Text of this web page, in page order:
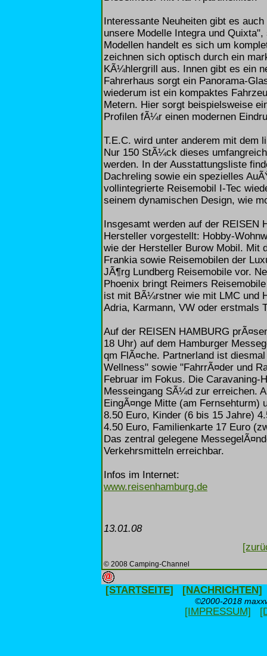
Interessante Neuheiten gibt es
unsere Modelle Integra und
Modellen handelt es sich um
zeichnen sich optisch durch ein
KÃ¼hlergrill aus. Innen gibt es ein
Fahrerhaus sorgt ein Panorama-
wiederum ist ein kompaktes
Metern. Hier sorgt beispielsweise
Profilen fÃ¼r einen modernen
T.E.C. wird unter anderem mit dem
Nur 150 StÃ¼ck dieses
werden. In der Ausstattungsliste
Dachreling sowie ein spezielles
vollintegrierte Reisemobil I-Tec
seinem dynamischen Design, wie
Insgesamt werden auf der REISEN
Hersteller vorgestellt: Hobby-
wie der Hersteller Burow Mobil. Mit
Frankia sowie Reisemobilen der
JÃ¶rg Lundberg Reisemobile vor.
Phoenix bringt Reimers
ist mit BÃ¼rstner wie mit LMC und
Adria, Karmann, VW oder erstmals
Auf der REISEN HAMBURG
18 Uhr) auf dem Hamburger
qm FlÃ¤che. Partnerland ist
Wellness" sowie "FahrrÃ¤der und
Februar im Fokus. Die
Messeingang SÃ¼d zur erreichen.
EingÃ¤nge Mitte (am Fernsehturm)
8.50 Euro, Kinder (6 bis 15 Jahre)
4.50 Euro, Familienkarte 17 Euro
Das zentral gelegene
Verkehrsmitteln erreichbar.
Infos im Internet:
www.reisenhamburg.de
13.01.08
© 2008 Camping-Channel
[STARTSEITE] [NACHRICHTEN]
©2000-2018
[IMPRESSUM]